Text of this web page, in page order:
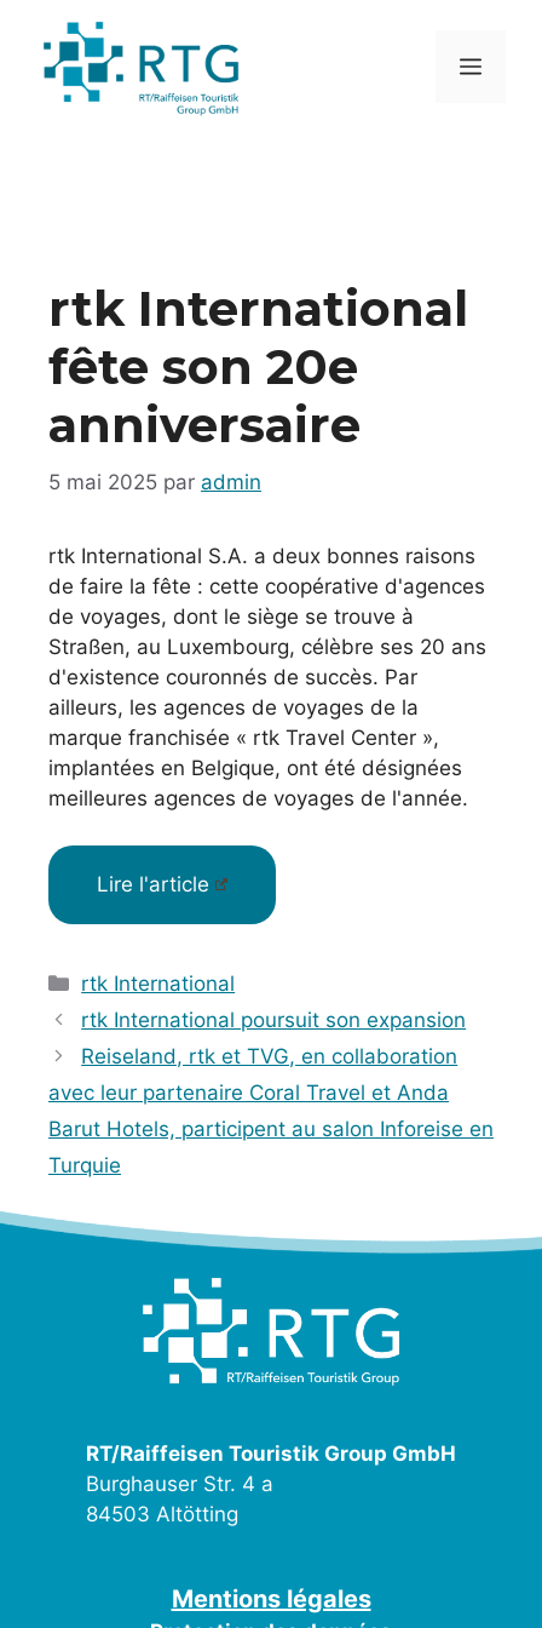
contenu
rtk International
fête son 20e
anniversaire
5 mai 2025 par admin
rtk International S.A. a deux bonnes raisons
de faire la fête : cette coopérative d'agences
de voyages, dont le siège se trouve à
Straßen, au Luxembourg, célèbre ses 20 ans
d'existence couronnés de succès. Par
ailleurs, les agences de voyages de la
marque franchisée « rtk Travel Center »,
implantées en Belgique, ont été désignées
meilleures agences de voyages de l'année.
Lire l'article
Catégories
rtk International
rtk International poursuit son expansion
Reiseland, rtk et TVG, en collaboration
avec leur partenaire Coral Travel et Anda
Barut Hotels, participent au salon Inforeise en
Turquie
RT/Raiffeisen Touristik Group GmbH
Burghauser Str. 4 a
84503 Altötting
Mentions légales